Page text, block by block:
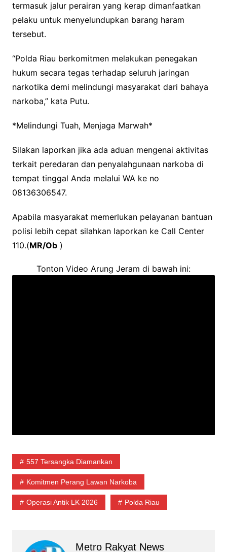
termasuk jalur perairan yang kerap dimanfaatkan
pelaku untuk menyelundupkan barang haram
tersebut.
“Polda Riau berkomitmen melakukan penegakan
hukum secara tegas terhadap seluruh jaringan
narkotika demi melindungi masyarakat dari bahaya
narkoba,” kata Putu.
*Melindungi Tuah, Menjaga Marwah*
Silakan laporkan jika ada aduan mengenai aktivitas
terkait peredaran dan penyalahgunaan narkoba di
tempat tinggal Anda melalui WA ke no
08136306547.
Apabila masyarakat memerlukan pelayanan bantuan
polisi lebih cepat silahkan laporkan ke Call Center
110.(MR/Ob)
Tonton Video Arung Jeram di bawah ini:
557 Tersangka Diamankan
Komitmen Perang Lawan Narkoba
Operasi Antik LK 2026 Polda Riau
Metro Rakyat News